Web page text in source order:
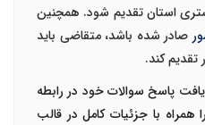
استان تقدیم شود. همچنین
صادر شده باشد، متقاضی باید
کند.
پاسخ سوالات خود در رابطه
با جزئیات کامل در قالب